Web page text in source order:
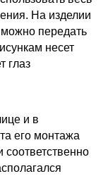
На изделии
передать
несет
глаз
и в
его монтажа